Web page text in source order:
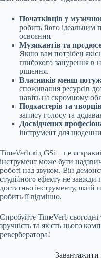
Початківців у
робить його ідеальним
освоєння.
Музикантів та
Якщо вам потрібен
глибокого занурення в
рішення.
Власників менш
споживання ресурсів
навіть на скромному
Подкастерів та
запису голосу та
Досвідчених
інструмент для
TimeVerb від GSi – це
інструмент може бути
роботі над звуком. Він
студійного ефекту не завжди
достатньо інструменту, який
робить її відмінно.
Спробуйте TimeVerb сьогодні
зручність та якість цього
ревербератора!
Завантажити